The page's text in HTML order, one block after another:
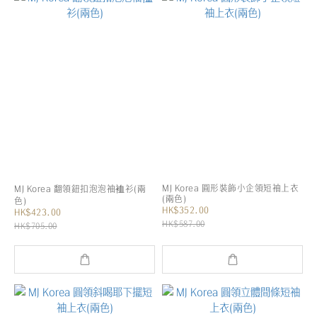
MJ Korea 翻領鈕扣泡泡袖裇衫(兩
色)
HK$423.00
HK$705.00
MJ Korea 圓形裝飾小企領短袖上衣
(兩色)
HK$352.00
HK$587.00